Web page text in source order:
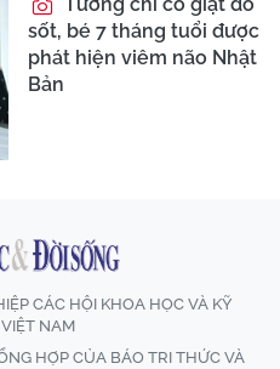
Tưởng chỉ co giật do
sốt, bé 7 tháng tuổi được
phát hiện viêm não Nhật
Bản
CÁC HỘI KHOA HỌC VÀ KỸ
NAM
HỢP CỦA BÁO TRI THỨC VÀ